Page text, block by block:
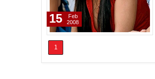
15
Feb
2008
1